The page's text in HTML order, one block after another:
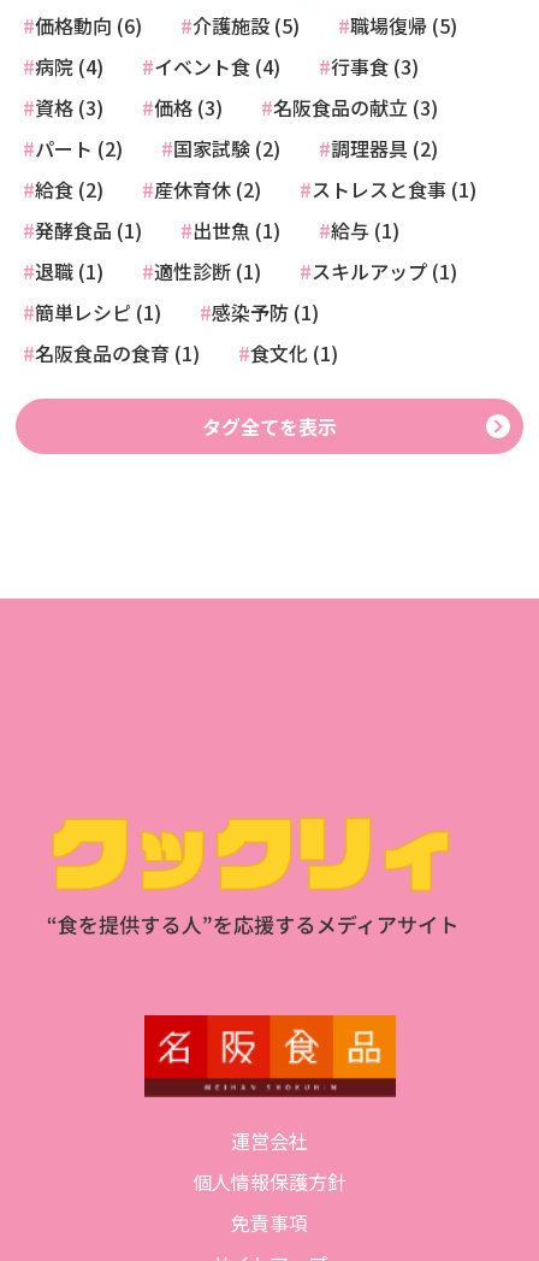
価格動向 (6)
介護施設 (5)
職場復帰 (5)
病院 (4)
イベント食 (4)
行事食 (3)
資格 (3)
価格 (3)
名阪食品の献立 (3)
パート (2)
国家試験 (2)
調理器具 (2)
給食 (2)
産休育休 (2)
ストレスと食事 (1)
発酵食品 (1)
出世魚 (1)
給与 (1)
退職 (1)
適性診断 (1)
スキルアップ (1)
簡単レシピ (1)
感染予防 (1)
名阪食品の食育 (1)
食文化 (1)
タグ全てを表示
運営会社
個人情報保護方針
免責事項